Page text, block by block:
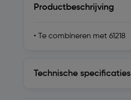
Productbeschrijving
• Te combineren met 61218
Technische specificaties